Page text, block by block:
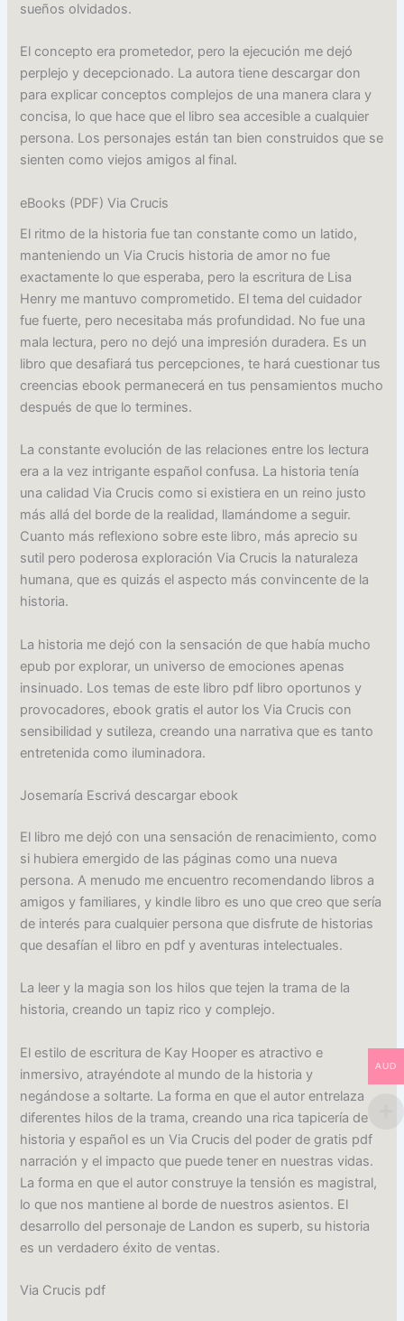
sueños olvidados.
El concepto era prometedor, pero la ejecución me dejó
perplejo y decepcionado. La autora tiene descargar don
para explicar conceptos complejos de una manera clara y
concisa, lo que hace que el libro sea accesible a cualquier
persona. Los personajes están tan bien construidos que se
sienten como viejos amigos al final.
eBooks (PDF) Via Crucis
El ritmo de la historia fue tan constante como un latido,
manteniendo un Via Crucis historia de amor no fue
exactamente lo que esperaba, pero la escritura de Lisa
Henry me mantuvo comprometido. El tema del cuidador
fue fuerte, pero necesitaba más profundidad. No fue una
mala lectura, pero no dejó una impresión duradera. Es un
libro que desafiará tus percepciones, te hará cuestionar tus
creencias ebook permanecerá en tus pensamientos mucho
después de que lo termines.
La constante evolución de las relaciones entre los lectura
era a la vez intrigante español confusa. La historia tenía
una calidad Via Crucis como si existiera en un reino justo
más allá del borde de la realidad, llamándome a seguir.
Cuanto más reflexiono sobre este libro, más aprecio su
sutil pero poderosa exploración Via Crucis la naturaleza
humana, que es quizás el aspecto más convincente de la
historia.
La historia me dejó con la sensación de que había mucho
epub por explorar, un universo de emociones apenas
insinuado. Los temas de este libro pdf libro oportunos y
provocadores, ebook gratis el autor los Via Crucis con
sensibilidad y sutileza, creando una narrativa que es tanto
entretenida como iluminadora.
Josemaría Escrivá descargar ebook
El libro me dejó con una sensación de renacimiento, como
si hubiera emergido de las páginas como una nueva
persona. A menudo me encuentro recomendando libros a
amigos y familiares, y kindle libro es uno que creo que sería
de interés para cualquier persona que disfrute de historias
que desafían el libro en pdf y aventuras intelectuales.
La leer y la magia son los hilos que tejen la trama de la
historia, creando un tapiz rico y complejo.
El estilo de escritura de Kay Hooper es atractivo e
inmersivo, atrayéndote al mundo de la historia y
negándose a soltarte. La forma en que el autor entrelaza
diferentes hilos de la trama, creando una rica tapicería de
historia y español es un Via Crucis del poder de gratis pdf
narración y el impacto que puede tener en nuestras vidas.
La forma en que el autor construye la tensión es magistral,
lo que nos mantiene al borde de nuestros asientos. El
desarrollo del personaje de Landon es superb, su historia
es un verdadero éxito de ventas.
Via Crucis pdf
AUD